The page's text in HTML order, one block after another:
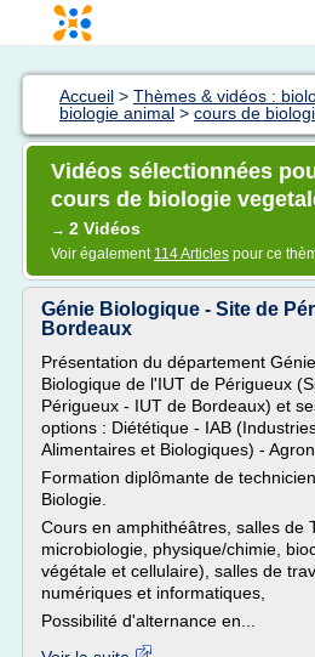
Accueil > Thèmes & vidéos :
biologie animal > cours de
Vidéos sélectionnées
cours de biologie
→ 2 Vidéos
Voir également 114 Articles pour ce
Génie Biologique - Site de
Bordeaux
Présentation du département Génie
Biologique de l'IUT de Périgueux
Périgueux - IUT de Bordeaux) et
options : Diététique - IAB
Alimentaires et Biologiques) -
Formation diplômante de
Biologie.
Cours en amphithéâtres, salles de
microbiologie, physique/chimie,
végétale et cellulaire), salles de
numériques et informatiques,
Possibilité d'alternance en...